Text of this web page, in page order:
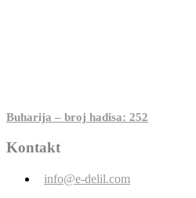
Buharija – broj hadisa: 252
Kontakt
info@e-delil.com